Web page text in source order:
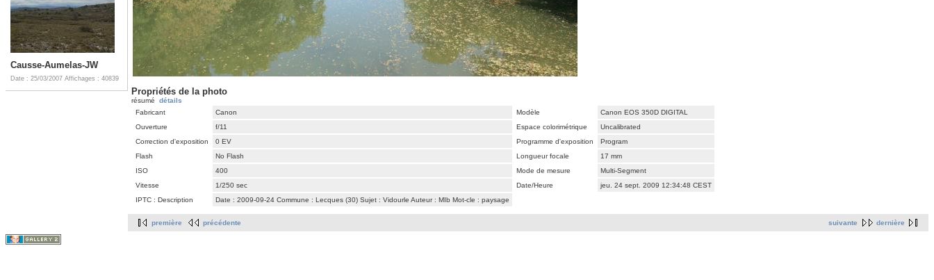
Causse-Aumelas-JW
Date : 25/03/2007 Affichages : 40839
Propriétés de la photo
résumé détails
Fabricant
Canon Modèle
Canon EOS 350D DIGITAL
Ouverture
f/11 Espace colorimétrique
Uncalibrated
Correction d'exposition
0 EV Programme d'exposition
Program
Flash
No Flash Longueur focale
17 mm
ISO
400 Mode de mesure
Multi-Segment
Vitesse
1/250 sec Date/Heure
jeu. 24 sept. 2009 12:34:48 CEST
IPTC : Description
Date : 2009-09-24 Commune : Lecques (30) Sujet : Vidourle Auteur : MIb Mot-cle : paysage
suivante dernière
première précédente